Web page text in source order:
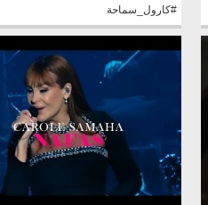
#كارول_سماحة